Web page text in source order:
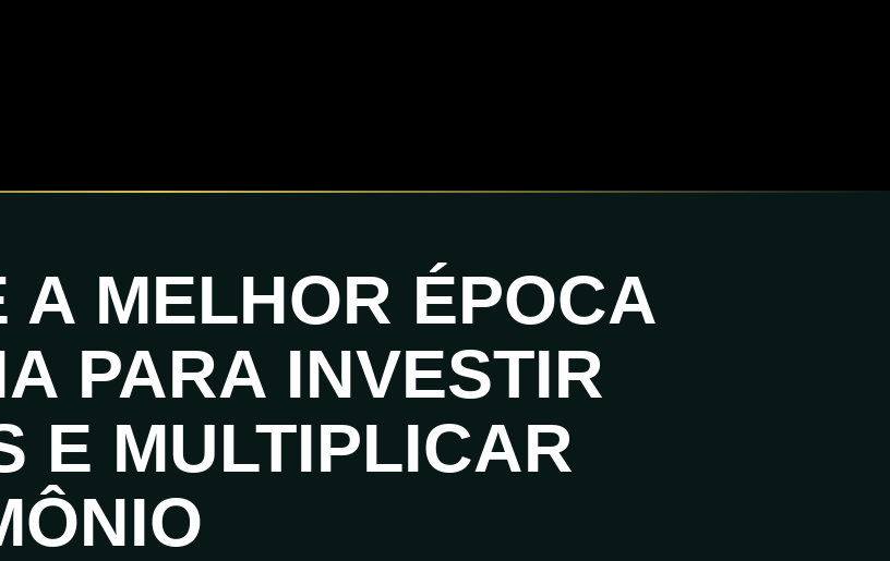
A MELHOR ÉPOCA
PARA INVESTIR
E MULTIPLICAR